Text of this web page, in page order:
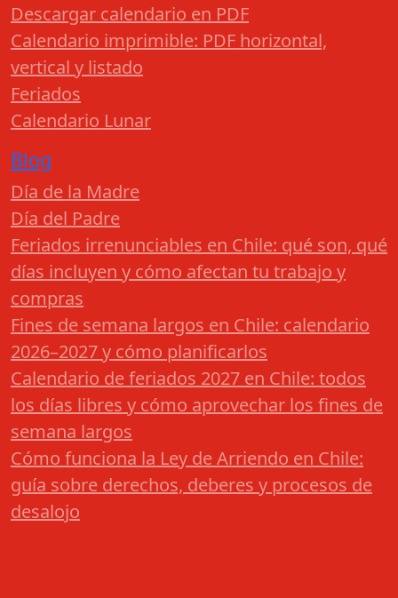
Descargar calendario en PDF
Calendario imprimible: PDF horizontal,
vertical y listado
Feriados
Calendario Lunar
Blog
Día de la Madre
Día del Padre
Feriados irrenunciables en Chile: qué son, qué
días incluyen y cómo afectan tu trabajo y
compras
Fines de semana largos en Chile: calendario
2026–2027 y cómo planificarlos
Calendario de feriados 2027 en Chile: todos
los días libres y cómo aprovechar los fines de
semana largos
Cómo funciona la Ley de Arriendo en Chile:
guía sobre derechos, deberes y procesos de
desalojo